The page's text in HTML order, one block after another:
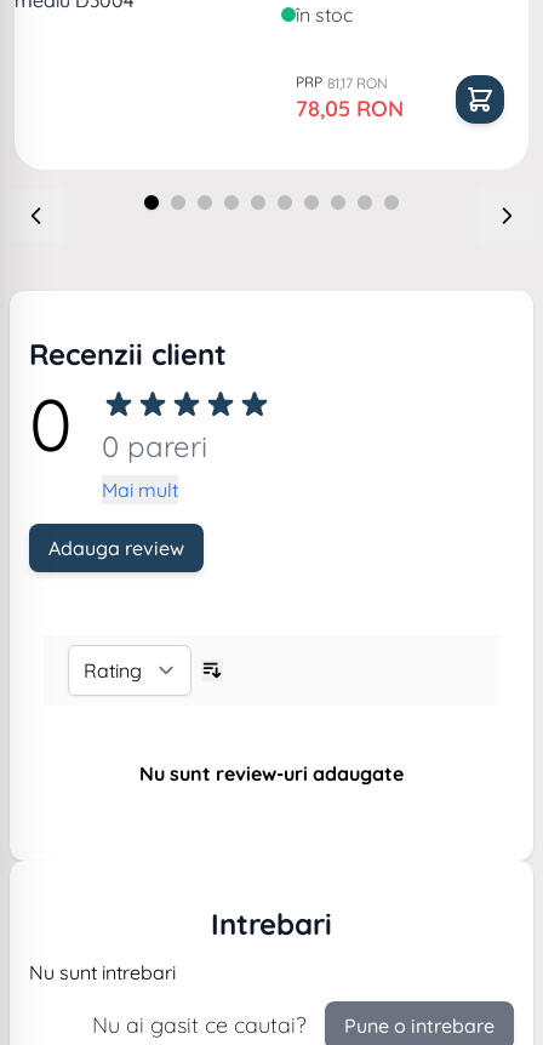
în stoc
PRP 81,17 RON
Pret special
78,05 RON
Recenzii client
0 0 pareri
Mai mult
Adauga review
Nu sunt review-uri adaugate
Intrebari
Nu sunt intrebari
Nu ai gasit ce cautai? Pune o intrebare